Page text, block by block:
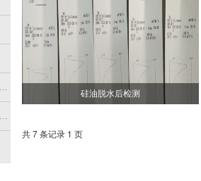
硅油脱水后检测
共 7 条记录 1 页